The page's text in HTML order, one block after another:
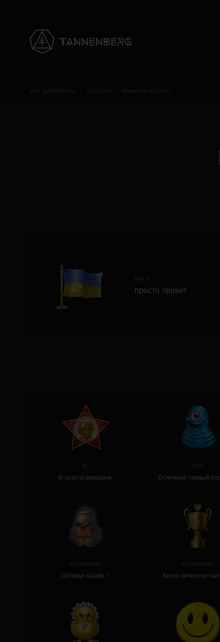
MAX TANNENBERG ПОДАРКИ ПОДАРОК ID 111075
НИКА
просто привет
RC
И галстук впридачу.
KIPP
Отличный первый
АНОНИМНО
Оптимус Брайн :*
АНОНИМНО
Автор ничего не